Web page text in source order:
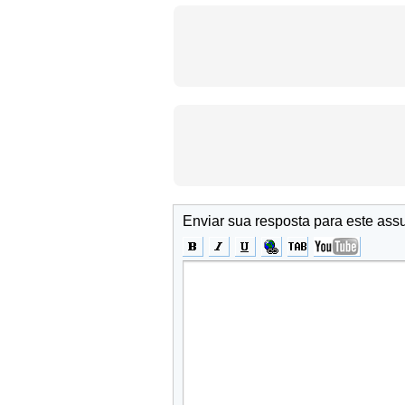
Enviar sua resposta para este